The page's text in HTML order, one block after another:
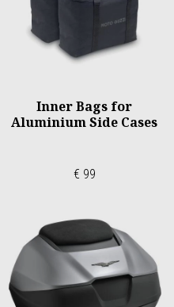
Inner Bags for
Aluminium Side Cases
€ 99